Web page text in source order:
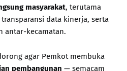
masyarakat, terutama
data kinerja, serta
antar-kecamatan.
agar Pemkot membuka
pembangunan — semacam